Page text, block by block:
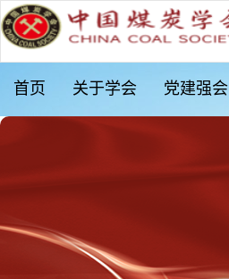
首页 关于学会 党建强会